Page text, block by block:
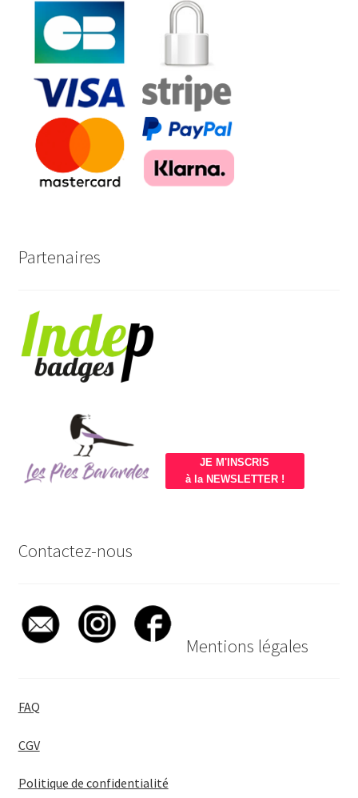
Partenaires
JE M'INSCRIS
à la NEWSLETTER !
Contactez-nous
Mentions légales
FAQ
CGV
Politique de confidentialité